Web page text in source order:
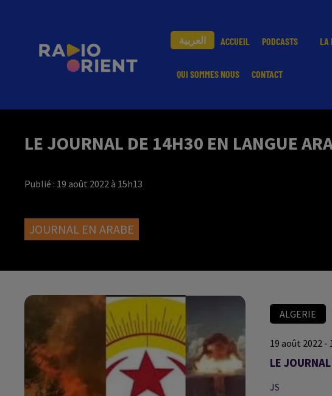
العربية ACCUEIL PODCASTS LA
QUI SOMMES NOUS CONTACT
LE JOURNAL DE 14H30 EN LANGUE
Publié : 19 août 2022 à 15h13
JOURNAL EN ARABE
ALGERIE
19 août 2022 -
LE
JS